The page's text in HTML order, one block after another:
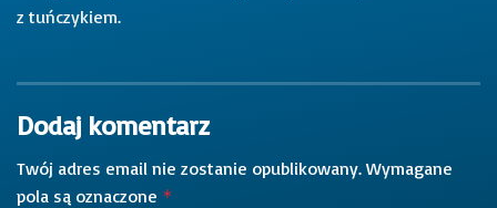
z tuńczykiem.
Dodaj komentarz
Twój adres email nie zostanie opublikowany. Wymagane
pola są oznaczone *